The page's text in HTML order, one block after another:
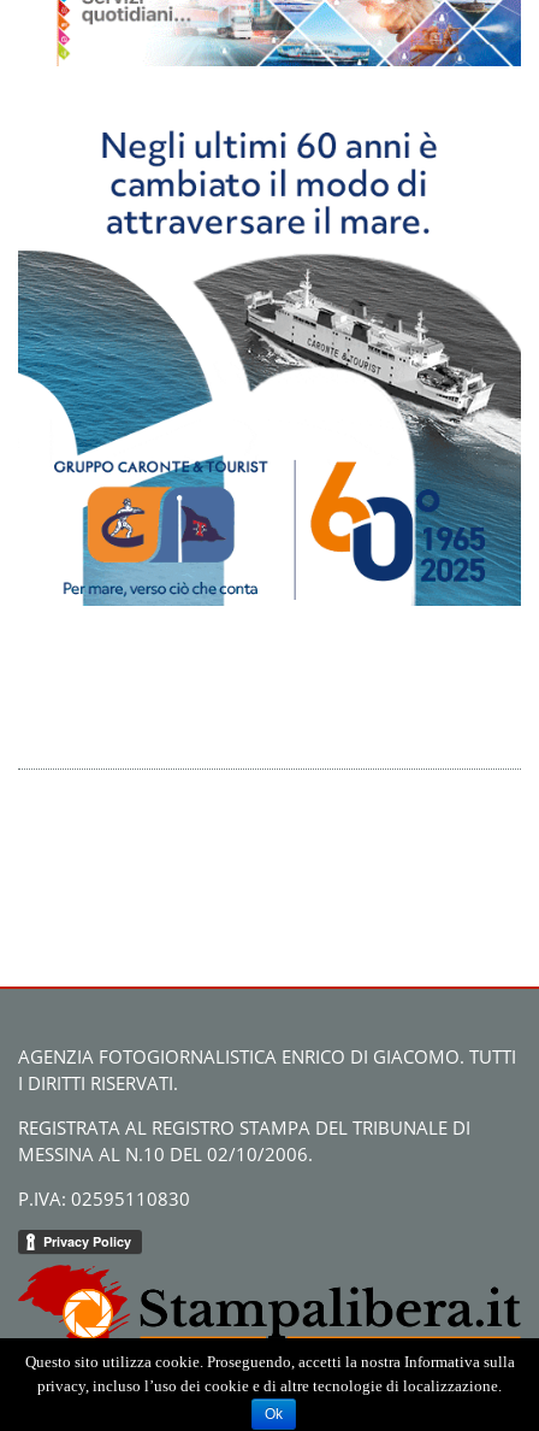
AGENZIA FOTOGIORNALISTICA ENRICO DI GIACOMO. TUTTI
I DIRITTI RISERVATI.
REGISTRATA AL REGISTRO STAMPA DEL TRIBUNALE DI
MESSINA AL N.10 DEL 02/10/2006.
P.IVA: 02595110830
Questo sito utilizza cookie. Proseguendo, accetti la nostra Informativa sulla
privacy, incluso l’uso dei cookie e di altre tecnologie di localizzazione.
Ok